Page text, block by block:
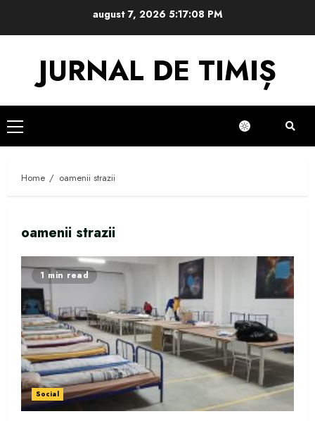
august 7, 2026 5:17:09 PM
JURNAL DE TIMIȘ
Primary
Menu
Home oamenii strazii
oamenii strazii
1 min read
Social